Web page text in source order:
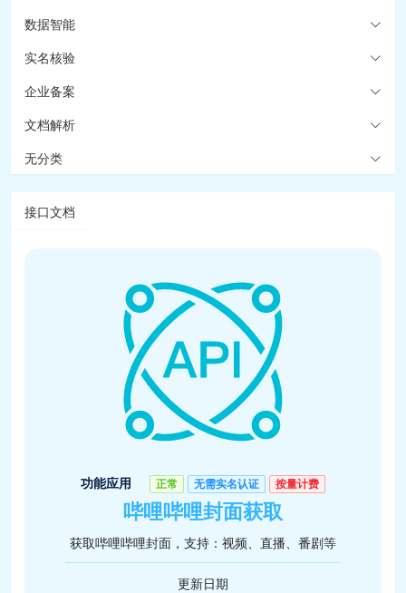
数据智能
实名核验
企业备案
文档解析
无分类
接口文档
功能应用 正常 无需实名认证 按量计费
哔哩哔哩封面获取
获取哔哩哔哩封面，支持：视频、直播、番剧等
更新日期